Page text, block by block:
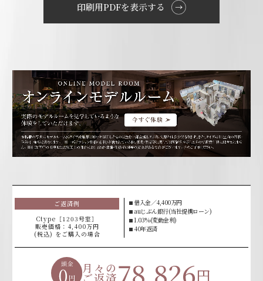
印刷用PDFを表示する
ご返済例
Ctype［1203号室］
販売価格：4,400万円
(税込) をご購入の場合
⬛︎ 借入金／4,400万円
⬛︎ auじぶん銀行(当社提携ローン)
⬛︎ 1.03%(変動金利)
⬛︎ 40年返済
月々の
ご返済78,826円